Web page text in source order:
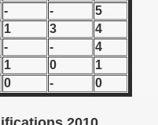
- -
5
1 3
4
- -
4
1 0
1
0 - 0